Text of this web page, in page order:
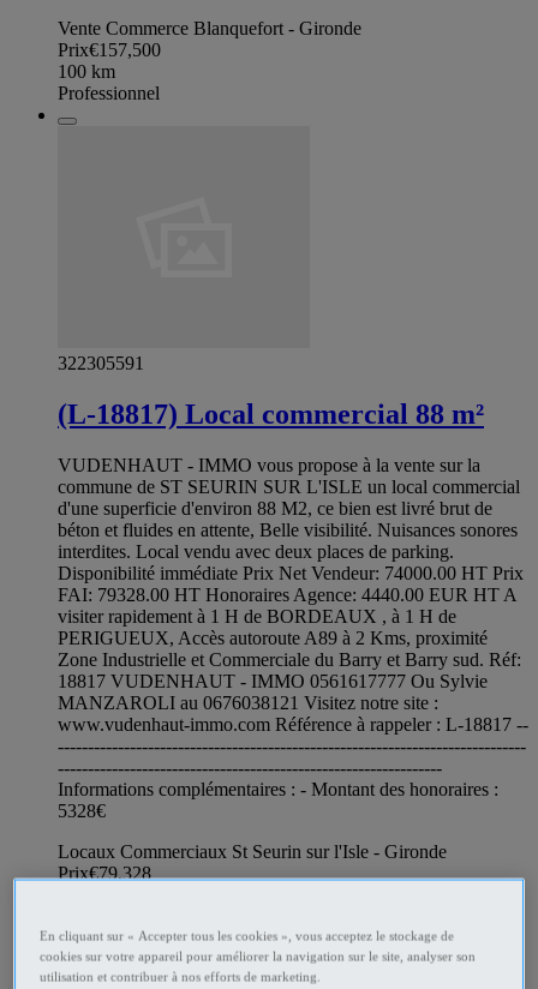
Vente Commerce Blanquefort - Gironde
Prix€157,500
100 km
Professionnel
322305591
(L-18817) Local commercial 88 m²
VUDENHAUT - IMMO vous propose à la vente sur la
commune de ST SEURIN SUR L'ISLE un local commercial
d'une superficie d'environ 88 M2, ce bien est livré brut de
béton et fluides en attente, Belle visibilité. Nuisances sonores
interdites. Local vendu avec deux places de parking.
Disponibilité immédiate Prix Net Vendeur: 74000.00 HT Prix
FAI: 79328.00 HT Honoraires Agence: 4440.00 EUR HT A
visiter rapidement à 1 H de BORDEAUX , à 1 H de
PERIGUEUX, Accès autoroute A89 à 2 Kms, proximité
Zone Industrielle et Commerciale du Barry et Barry sud. Réf:
18817 VUDENHAUT - IMMO 0561617777 Ou Sylvie
MANZAROLI au 0676038121 Visitez notre site :
www.vudenhaut-immo.com Référence à rappeler : L-18817 --
------------------------------------------------------------------------------
----------------------------------------------------------------
Informations complémentaires : - Montant des honoraires :
5328€
Locaux Commerciaux St Seurin sur l'Isle - Gironde
Prix€79,328
En cliquant sur « Accepter tous les cookies », vous acceptez le stockage de
cookies sur votre appareil pour améliorer la navigation sur le site, analyser son
utilisation et contribuer à nos efforts de marketing.